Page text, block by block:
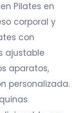
Pilates en
corporal y
con
ajustable
aparatos,
personalizada.